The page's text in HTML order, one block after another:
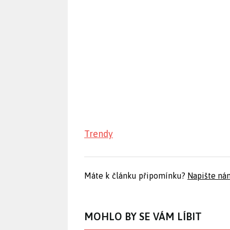
Trendy
Máte k článku připomínku? Napište
MOHLO BY SE VÁM LÍBIT